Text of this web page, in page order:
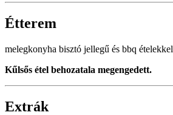
Étterem
melegkonyha bisztó jellegű és bbq ételekkel
Kűlsős étel behozatala megengedett.
Extrák